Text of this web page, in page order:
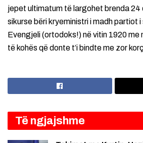
jepet ultimatum të largohet brenda 24
sikurse bëri kryeministri i madh partiot
Evengjeli (ortodoks!) në vitin 1920 me
të kohës që donte t’i bindte me zor
Të ngjajshme